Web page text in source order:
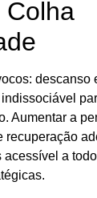
Colha
descanso
Aumentar a
recuperação
a